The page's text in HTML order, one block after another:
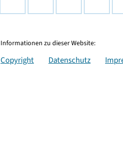
Informationen zu dieser Website:
Copyright Datenschutz